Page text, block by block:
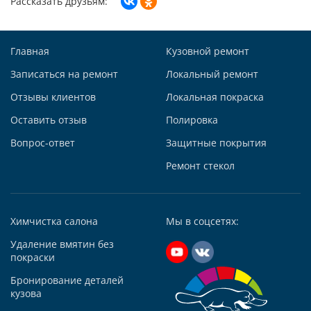
121059, г. Москва, ул. Киевская, д. 14, стр. 3
+7 (495) 927-56-51
Telegram
Заказать звонок
Построить маршрут
Главная
Записаться на ремонт
Отзывы клиентов
Оставить отзыв
Вопрос-ответ
Кузовной ремонт
Локальный ремонт
Локальная покраска
Полировка
Защитные покрытия
Ремонт стекол
Химчистка салона
Удаление вмятин без
покраски
Бронирование деталей
кузова
Мы в соцсетях: